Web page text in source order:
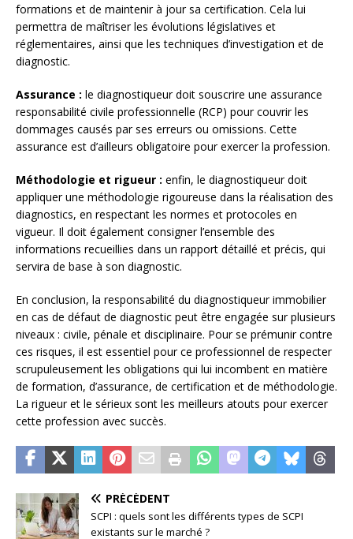
formations et de maintenir à jour sa certification. Cela lui
permettra de maîtriser les évolutions législatives et
réglementaires, ainsi que les techniques d’investigation et de
diagnostic.
Assurance : le diagnostiqueur doit souscrire une assurance
responsabilité civile professionnelle (RCP) pour couvrir les
dommages causés par ses erreurs ou omissions. Cette
assurance est d’ailleurs obligatoire pour exercer la profession.
Méthodologie et rigueur : enfin, le diagnostiqueur doit
appliquer une méthodologie rigoureuse dans la réalisation des
diagnostics, en respectant les normes et protocoles en
vigueur. Il doit également consigner l’ensemble des
informations recueillies dans un rapport détaillé et précis, qui
servira de base à son diagnostic.
En conclusion, la responsabilité du diagnostiqueur immobilier
en cas de défaut de diagnostic peut être engagée sur plusieurs
niveaux : civile, pénale et disciplinaire. Pour se prémunir contre
ces risques, il est essentiel pour ce professionnel de respecter
scrupuleusement les obligations qui lui incombent en matière
de formation, d’assurance, de certification et de méthodologie.
La rigueur et le sérieux sont les meilleurs atouts pour exercer
cette profession avec succès.
PRÉCÉDENT
SCPI : quels sont les différents types de SCPI
existants sur le marché ?